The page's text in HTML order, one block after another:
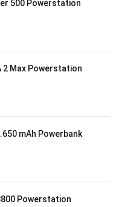
500 Powerstation
2 Max Powerstation
mAh Powerbank
Powerstation